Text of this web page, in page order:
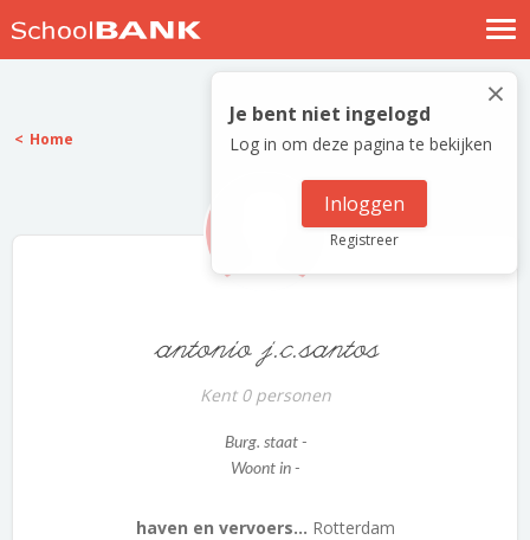
Nostalgische verhalen
Log in
Meld je gratis aan
×
Je bent niet ingelogd
Log in om deze pagina te bekijken
Inloggen
Registreer
Home
antonio j.c.santos
Kent 0 personen
Burg. staat -
Woont in -
haven en vervoers... Rotterdam